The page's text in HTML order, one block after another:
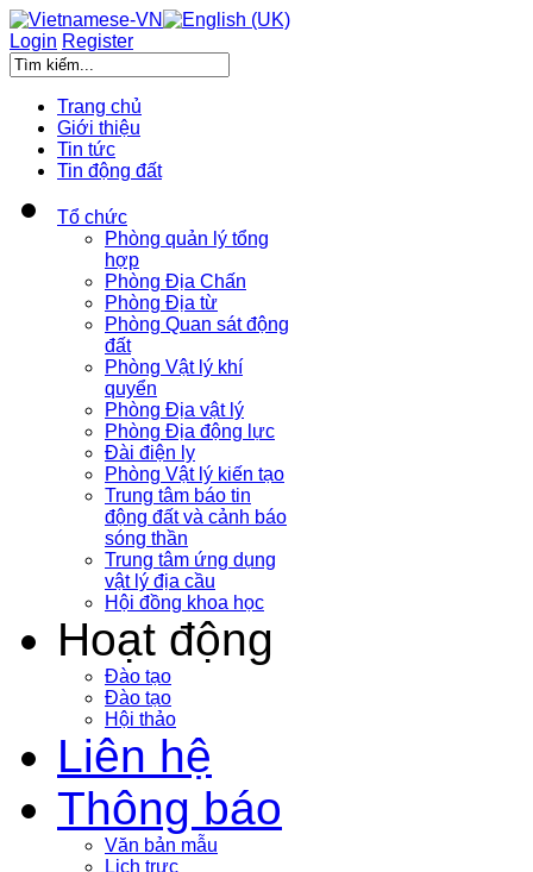
Login Register
Trang chủ
Giới thiệu
Tin tức
Tin động đất
Tổ chức
Phòng quản lý tổng
hợp
Phòng Địa Chấn
Phòng Địa từ
Phòng Quan sát động
đất
Phòng Vật lý khí
quyển
Phòng Địa vật lý
Phòng Địa động lực
Đài điện ly
Phòng Vật lý kiến tạo
Trung tâm báo tin
động đất và cảnh báo
sóng thần
Trung tâm ứng dụng
vật lý địa cầu
Hội đồng khoa học
Hoạt động
Đào tạo
Đào tạo
Hội thảo
Liên hệ
Thông báo
Văn bản mẫu
Lịch trực